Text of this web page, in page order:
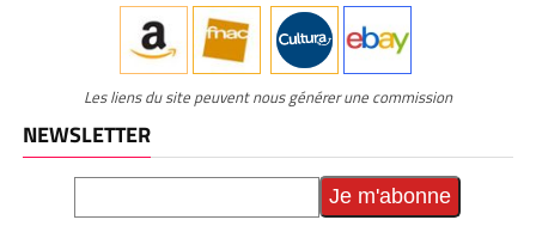
Les liens du site peuvent nous générer une commission
NEWSLETTER